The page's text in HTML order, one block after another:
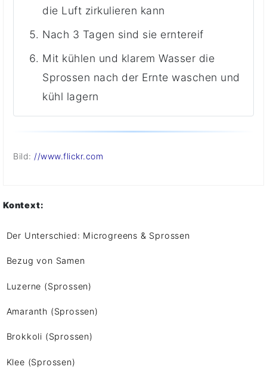
die Luft zirkulieren kann
Nach 3 Tagen sind sie erntereif
Mit kühlen und klarem Wasser die
Sprossen nach der Ernte waschen und
kühl lagern
Bild: //www.flickr.com
Kontext:
Der Unterschied: Microgreens & Sprossen
Bezug von Samen
Luzerne (Sprossen)
Amaranth (Sprossen)
Brokkoli (Sprossen)
Klee (Sprossen)